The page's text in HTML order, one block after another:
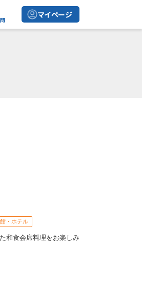
マイページ
・ホテル
和食会席料理をお楽しみ